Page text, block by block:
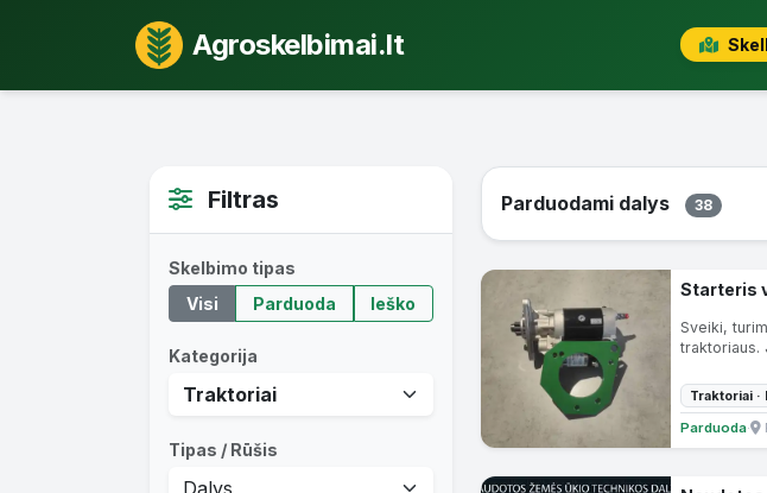
Agroskelbimai.lt
Filtras
Skelbimo tipas
Visi
Parduoda Ieško
Kategorija
Tipas / Rūšis
Parduodami dalys 38
Starteris
Sveiki,
traktoriaus.
Traktoriai ·
Parduoda·